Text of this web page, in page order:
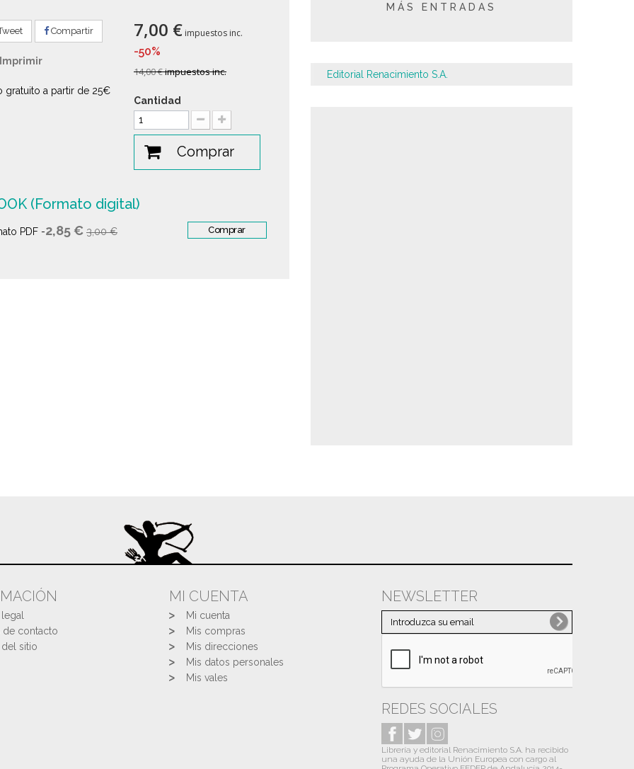
Compartir
Imprimir
gratuito a partir de 25€
7,00 € impuestos inc.
-50%
14,00 €impuestos inc.
Cantidad
Comprar
(Formato digital)
PDF -2,85 € 3,00 € Comprar
MÁS ENTRADAS
Editorial Renacimiento S.A.
de contacto
del sitio
MI CUENTA
Mi cuenta
Mis compras
Mis direcciones
Mis datos personales
Mis vales
NEWSLETTER
REDES SOCIALES
Librería y editorial Renacimiento S.A. ha recibido
una ayuda de la Unión Europea con cargo al